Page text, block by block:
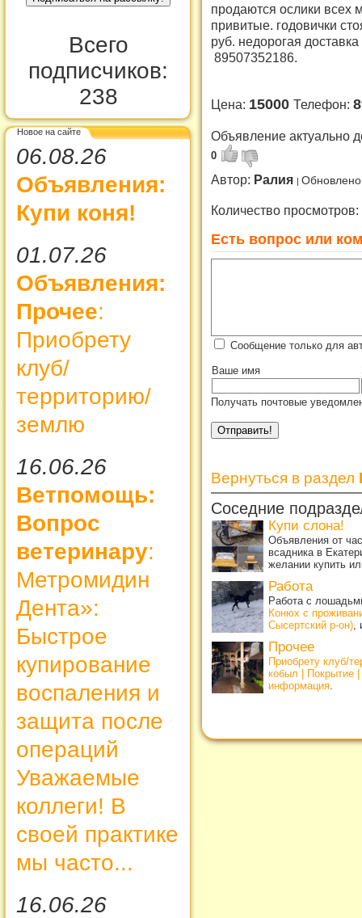
Всего
подписчиков:
238
Новое на сайте
06.08.26
Объявления:
Купи коня!
01.07.26
Объявления:
Прочее:
Приобрету
клуб/
территорию/
землю
16.06.26
Ветпомощь:
Вопрос
ветеринару:
Метромидин
Дента»:
Быстрое
купирование
воспаления и
защита после
операций
Уважаемые
коллеги! В
своей практике
мы часто...
16.06.26
продаются ослики всех
привитые. годовички
руб. недорогая
89507352186.
Цена: 15000 Телефон:
Объявление актуально
0
Автор: Ралия Обновлено
Количество просмотров:
Есть вопрос или
Сообщение только для
Ваше имя
Получать почтовые
Вернуться в раздел
Соседние
Купи слона!
Объявления от
всадника в
желании купить
Работа
Работа с
Конюх с
Сысертский р-он)
Прочее
Приобрету клуб/
кобыл | Покрытие
информация